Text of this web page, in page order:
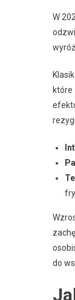
W
które
do